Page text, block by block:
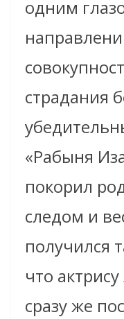
одним
страдания
«Рабыня
покорил
следом и
получился
что
сразу же